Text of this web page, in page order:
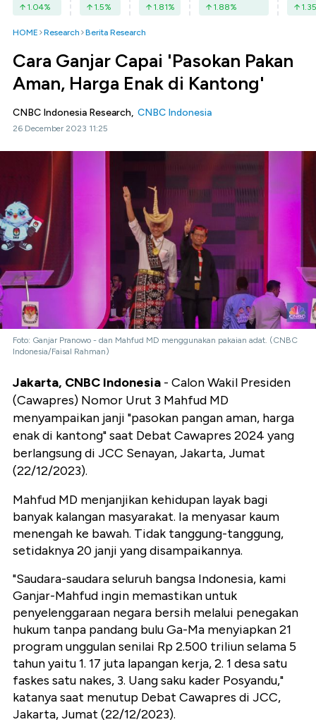
1.04% 1.5% 1.81% 1.88% 1.35
HOME Research Berita Research
Cara Ganjar Capai 'Pasokan Pakan
Aman, Harga Enak di Kantong'
CNBC Indonesia Research, CNBC Indonesia
26 December 2023 11:25
Foto: Ganjar Pranowo - dan Mahfud MD menggunakan pakaian adat. (CNBC
Indonesia/Faisal Rahman)
Jakarta, CNBC Indonesia - Calon Wakil Presiden
(Cawapres) Nomor Urut 3 Mahfud MD
menyampaikan janji "pasokan pangan aman, harga
enak di kantong" saat Debat Cawapres 2024 yang
berlangsung di JCC Senayan, Jakarta, Jumat
(22/12/2023).
Mahfud MD menjanjikan kehidupan layak bagi
banyak kalangan masyarakat. Ia menyasar kaum
menengah ke bawah. Tidak tanggung-tanggung,
setidaknya 20 janji yang disampaikannya.
"Saudara-saudara seluruh bangsa Indonesia, kami
Ganjar-Mahfud ingin memastikan untuk
penyelenggaraan negara bersih melalui penegakan
hukum tanpa pandang bulu Ga-Ma menyiapkan 21
program unggulan senilai Rp 2.500 triliun selama 5
tahun yaitu 1. 17 juta lapangan kerja, 2. 1 desa satu
faskes satu nakes, 3. Uang saku kader Posyandu,"
katanya saat menutup Debat Cawapres di JCC,
Jakarta, Jumat (22/12/2023).